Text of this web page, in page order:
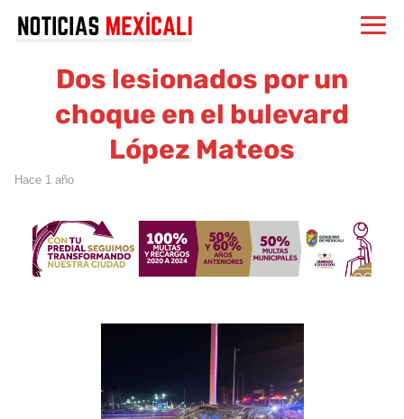
Dos lesionados por un
choque en el bulevard
López Mateos
hace 1 año